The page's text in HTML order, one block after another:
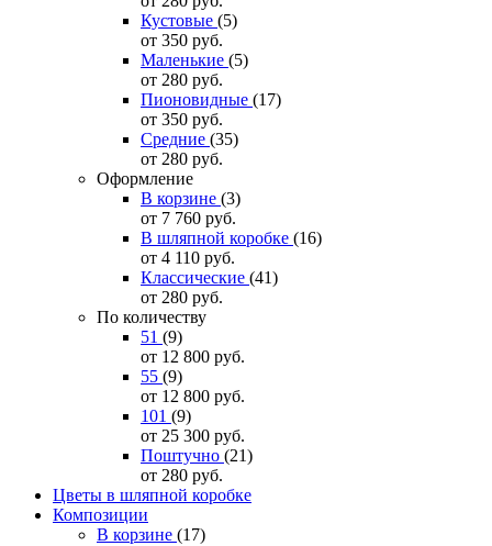
Кустовые (5)
от 350 руб.
Маленькие (5)
от 280 руб.
Пионовидные (17)
от 350 руб.
Средние (35)
от 280 руб.
Оформление
В корзине (3)
от 7 760 руб.
В шляпной коробке (16)
от 4 110 руб.
Классические (41)
от 280 руб.
По количеству
51 (9)
от 12 800 руб.
55 (9)
от 12 800 руб.
101 (9)
от 25 300 руб.
Поштучно (21)
от 280 руб.
Цветы в шляпной коробке
Композиции
В корзине (17)